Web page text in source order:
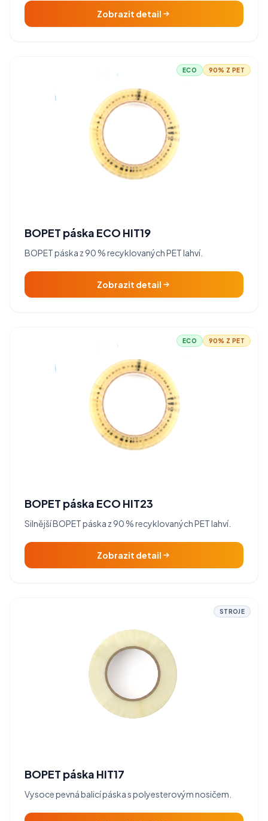
Zobrazit detail
ECO 90% Z PET
BOPET páska ECO HIT19
BOPET páska z 90 % recyklovaných PET lahví.
Zobrazit detail
ECO 90% Z PET
BOPET páska ECO HIT23
Silnější BOPET páska z 90 % recyklovaných PET lahví.
Zobrazit detail
STROJE
BOPET páska HIT17
Vysoce pevná balicí páska s polyesterovým nosičem.